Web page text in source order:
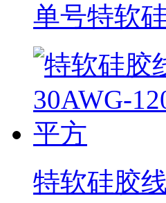
单号特软
特软硅胶